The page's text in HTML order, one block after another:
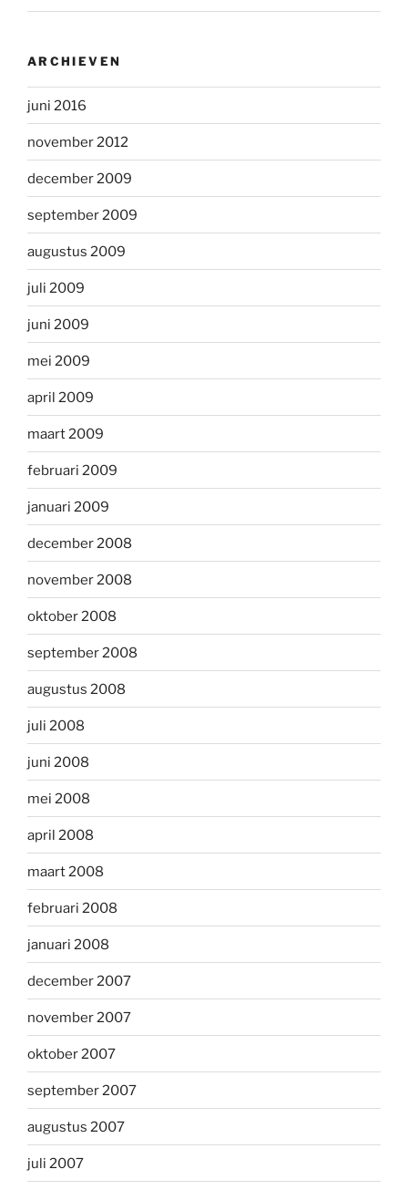
ARCHIEVEN
juni 2016
november 2012
december 2009
september 2009
augustus 2009
juli 2009
juni 2009
mei 2009
april 2009
maart 2009
februari 2009
januari 2009
december 2008
november 2008
oktober 2008
september 2008
augustus 2008
juli 2008
juni 2008
mei 2008
april 2008
maart 2008
februari 2008
januari 2008
december 2007
november 2007
oktober 2007
september 2007
augustus 2007
juli 2007